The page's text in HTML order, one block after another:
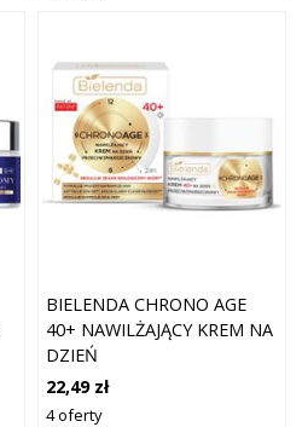
BIELENDA CHRONO AGE
40+ NAWILŻAJĄCY KREM NA
DZIEŃ
PRZECIWZMARSZCZKOWY
50 ML
22,49 zł
4 oferty